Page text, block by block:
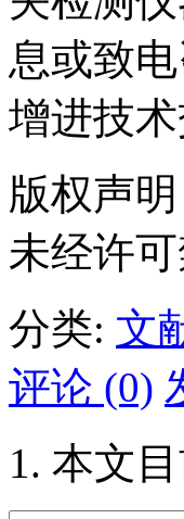
息或致
增进技术
版权声
未经许可
分类: 文
评论 (0)
本文